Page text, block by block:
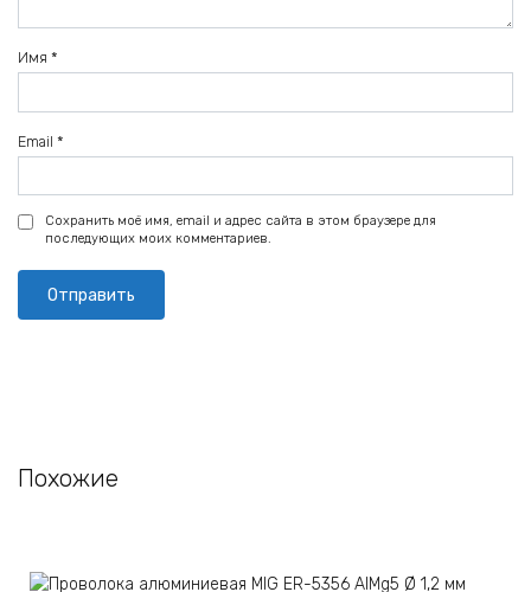
Имя *
Email *
Сохранить моё имя, email и адрес сайта в этом браузере для
последующих моих комментариев.
Похожие